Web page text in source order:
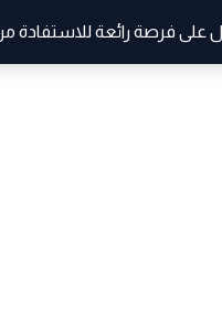
فرصة رائعة للاستفادة